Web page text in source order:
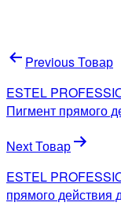
Навигация
по
записям
Previous Товар
ESTEL
Пигмент прямого
Next Товар
ESTEL
прямого действия